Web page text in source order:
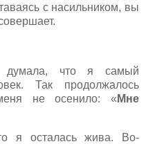
с насильником, вы
думала, что я самый
Так продолжалось
не осенило: « Мне
я осталась жива. Во-